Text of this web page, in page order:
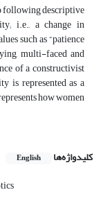
following descriptive
i.e., a change in
such as “patience
multi-faced and
of a constructivist
is represented as a
how women
کلیدواژه‌ها English